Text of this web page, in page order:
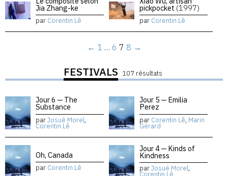
Jia Zhang-ke
par Corentin Lê
pickpocket (1997)
par Corentin Lê
← 1 … 6 7 8 →
FESTIVALS 107 résultats
Jour 6 — The
Substance
parJosué Morel,
Corentin Lê
Jour 5 — Emilia
Perez
par Corentin Lê, Marin
Gérard
Oh, Canada
par Corentin Lê
Jour 4 — Kinds of
Kindness
parJosué Morel,